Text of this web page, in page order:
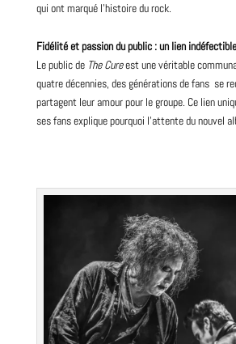
qui ont marqué l’histoire du rock.
Fidélité et passion du public : un lien indéfectible
Le public de The Cureest une véritable
quatre décennies, des générations de fans se
partagent leur amour pour le groupe. Ce lien
ses fans explique pourquoi l’attente du nouvel